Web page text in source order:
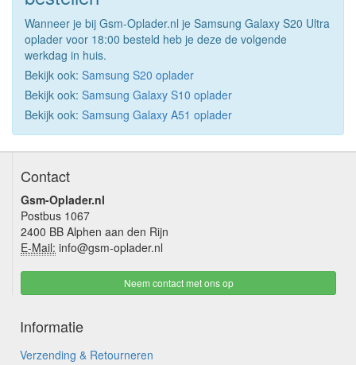
Wanneer je bij Gsm-Oplader.nl je Samsung Galaxy S20 Ultra
oplader voor 18:00 besteld heb je deze de volgende
werkdag in huis.
Bekijk ook: Samsung S20 oplader
Bekijk ook: Samsung Galaxy S10 oplader
Bekijk ook: Samsung Galaxy A51 oplader
Contact
Gsm-Oplader.nl
Postbus 1067
2400 BB Alphen aan den Rijn
E-Mail: info@gsm-oplader.nl
Neem contact met ons op
Informatie
Verzending & Retourneren